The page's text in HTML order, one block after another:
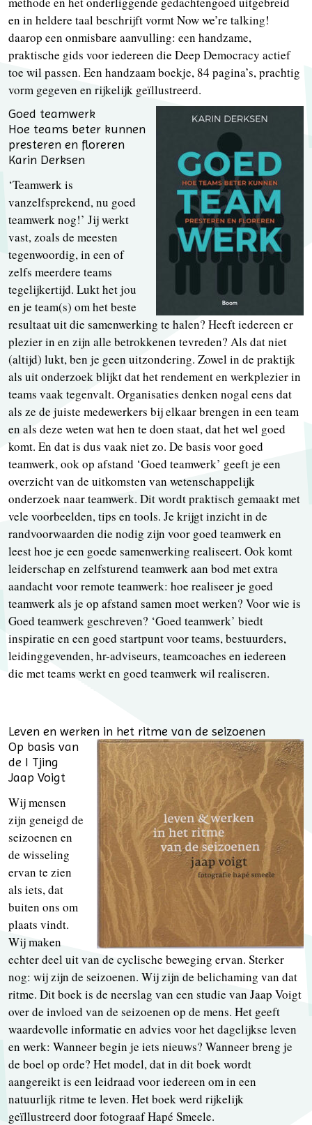
en in heldere taal beschrijft vormt Now we’re talking!
daarop een onmisbare aanvulling: een handzame,
praktische gids voor iedereen die Deep Democracy actief
toe wil passen. Een handzaam boekje, 84 pagina’s, prachtig
vorm gegeven en rijkelijk geïllustreerd.
Goed teamwerk
Hoe teams beter kunnen
presteren en floreren
Karin Derksen
‘Teamwerk is
vanzelfsprekend, nu goed
teamwerk nog!’ Jij werkt
vast, zoals de meesten
tegenwoordig, in een of
zelfs meerdere teams
tegelijkertijd. Lukt het jou
en je team(s) om het beste
resultaat uit die samenwerking te halen? Heeft iedereen er
plezier in en zijn alle betrokkenen tevreden? Als dat niet
(altijd) lukt, ben je geen uitzondering. Zowel in de praktijk
als uit onderzoek blijkt dat het rendement en werkplezier in
teams vaak tegenvalt. Organisaties denken nogal eens dat
als ze de juiste medewerkers bij elkaar brengen in een team
en als deze weten wat hen te doen staat, dat het wel goed
komt. En dat is dus vaak niet zo. De basis voor goed
teamwerk, ook op afstand ‘Goed teamwerk’ geeft je een
overzicht van de uitkomsten van wetenschappelijk
onderzoek naar teamwerk. Dit wordt praktisch gemaakt met
vele voorbeelden, tips en tools. Je krijgt inzicht in de
randvoorwaarden die nodig zijn voor goed teamwerk en
leest hoe je een goede samenwerking realiseert. Ook komt
leiderschap en zelfsturend teamwerk aan bod met extra
aandacht voor remote teamwerk: hoe realiseer je goed
teamwerk als je op afstand samen moet werken? Voor wie is
Goed teamwerk geschreven? ‘Goed teamwerk’ biedt
inspiratie en een goed startpunt voor teams, bestuurders,
leidinggevenden, hr-adviseurs, teamcoaches en iedereen
die met teams werkt en goed teamwerk wil realiseren.
Leven en werken in het ritme van de seizoenen
Op basis van
de I Tjing
Jaap Voigt
Wij mensen
zijn geneigd de
seizoenen en
de wisseling
ervan te zien
als iets, dat
buiten ons om
plaats vindt.
Wij maken
echter deel uit van de cyclische beweging ervan. Sterker
nog: wij zijn de seizoenen. Wij zijn de belichaming van dat
ritme. Dit boek is de neerslag van een studie van Jaap Voigt
over de invloed van de seizoenen op de mens. Het geeft
waardevolle informatie en advies voor het dagelijkse leven
en werk: Wanneer begin je iets nieuws? Wanneer breng je
de boel op orde? Het model, dat in dit boek wordt
aangereikt is een leidraad voor iedereen om in een
natuurlijk ritme te leven. Het boek werd rijkelijk
geïllustreerd door fotograaf Hapé Smeele.